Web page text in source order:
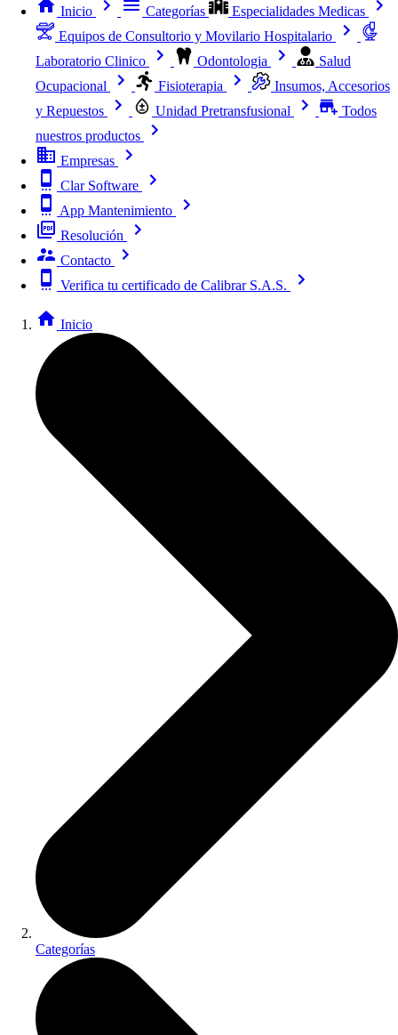
Inicio Categorías
Especialidades Medicas
Equipos de Consultorio y Movilario Hospitalario
Laboratorio Clinico
Odontologia
Salud
Ocupacional
Fisioterapia
Insumos, Accesorios
y Repuestos
Unidad Pretransfusional
Todos
nuestros productos
Empresas
Clar Software
App Mantenimiento
Resolución
Contacto
Verifica tu certificado de Calibrar S.A.S.
Inicio
Categorías